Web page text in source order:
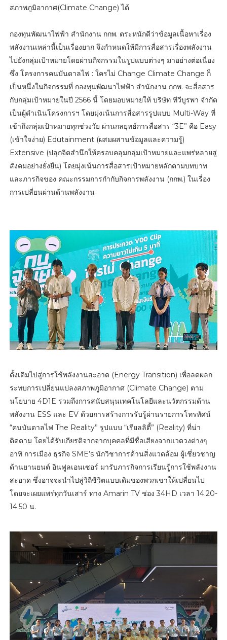
สภาพภูมิอากาศ(Climate Change) ได้
กองทุนพัฒนาไฟฟ้า สำนักงาน กกพ. ตระหนักดีว่าข้อมูลเนื้อหาเรื่อง
พลังงานเหล่านี้เป็นเรื่องยาก จึงกำหนดให้มีการสื่อสารเรื่องพลังงาน
ไปยังกลุ่มเป้าหมายโดยผ่านกิจกรรมในรูปแบบต่างๆ มาอย่างต่อเนื่อง
ซึ่ง โครงการคนบันดาลไฟ : ใครไม่ Change Climate Change ก็
เป็นหนึ่งในกิจกรรมที่ กองทุนพัฒนาไฟฟ้า สำนักงาน กกพ. จะสื่อสาร
กับกลุ่มเป้าหมายในปี 2566 นี้ โดยมอบหมายให้ บริษัท ทีวีบูรพา จำกัด
เป็นผู้ดำเนินโครงการฯ โดยมุ่งเน้นการสื่อสารรูปแบบ Multi-Way ที่
เข้าถึงกลุ่มเป้าหมายทุกช่วงวัย ผ่านกลยุทธ์การสื่อสาร “3E” คือ Easy
(เข้าใจง่าย) Edutainment (ผสมผสานข้อมูลและความรู้)
Extensive (ปลุกจิตสำนึกให้ครอบคลุมกลุ่มเป้าหมายและแพร่หลายสู่
สังคมอย่างยั่งยืน) โดยมุ่งเน้นการสื่อสารเป้าหมายหลักตามบทบาท
และภารกิจของ คณะกรรมการกำกับกิจการพลังงาน (กกพ.) ในเรื่อง
การเปลี่ยนผ่านด้านพลังงาน
ดั้งเดิมไปสู่การใช้พลังงานสะอาด (Energy Transition) เพื่อลดผลก
ระทบการเปลี่ยนแปลงสภาพภูมิอากาศ (Climate Change) ตาม
นโยบาย 4D1E รวมถึงการสนับสนุนเทคโนโลยีและนวัตกรรมด้าน
พลังงาน ESS และ EV ด้วยการสร้างการรับรู้ผ่านรายการโทรทัศน์
“คนบันดาลไฟ The Reality” รูปแบบ “เรียลลิตี้” (Reality) ที่น่า
ติดตาม โดยได้รับเกียรติจากจากบุคคลที่มีชื่อเสียงจากแวดวงต่างๆ
อาทิ การเมือง ธุรกิจ SME’s นักวิชาการด้านสิ่งแวดล้อม ผู้เชี่ยวชาญ
ด้านยานยนต์ อินฟูลเอนเซอร์ มารับภารกิจการเรียนรู้การใช้พลังงาน
สะอาด ซึ่งอาจจะนำไปสู่วิถีชีวิตแบบเดิมของพวกเขาให้เปลี่ยนไป
โดยจะเผยแพร่ทุกวันเสาร์ ทาง Amarin TV ช่อง 34HD เวลา 14.20-
14.50 น.